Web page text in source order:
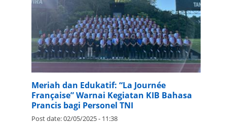
Meriah dan Edukatif: “La Journée
Française” Warnai Kegiatan KIB Bahasa
Prancis bagi Personel TNI
Post date:02/05/2025 - 11:38